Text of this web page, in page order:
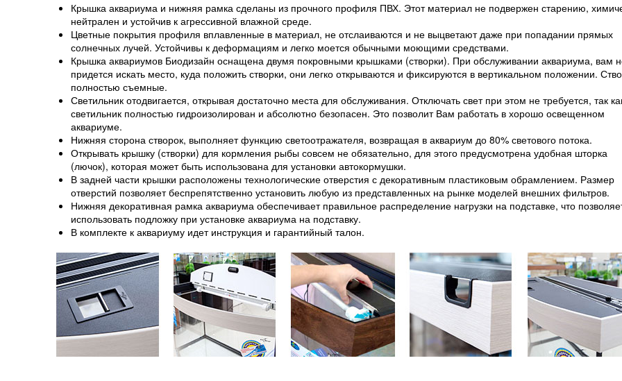
Крышка аквариума и нижняя рамка сделаны из прочного профиля ПВХ. Этот материал не подвержен старению,
нейтрален и устойчив к агрессивной влажной среде.
Цветные покрытия профиля вплавленные в материал, не отслаиваются и не выцветают даже при попадании прямых
солнечных лучей. Устойчивы к деформациям и легко моется обычными моющими средствами.
Крышка аквариумов Биодизайн оснащена двумя покровными крышками (створки). При обслуживании аквариума, вам
придется искать место, куда положить створки, они легко открываются и фиксируются в вертикальном положении.
полностью съемные.
Светильник отодвигается, открывая достаточно места для обслуживания. Отключать свет при этом не требуется, так
светильник полностью гидроизолирован и абсолютно безопасен. Это позволит Вам работать в хорошо освещенном
аквариуме.
Нижняя сторона створок, выполняет функцию светоотражателя, возвращая в аквариум до 80% светового потока.
Открывать крышку (створки) для кормления рыбы совсем не обязательно, для этого предусмотрена удобная шторка
(лючок), которая может быть использована для установки автокормушки.
В задней части крышки расположены технологические отверстия с декоративным пластиковым обрамлением. Размер
отверстий позволяет беспрепятственно установить любую из представленных на рынке моделей внешних фильтров.
Нижняя декоративная рамка аквариума обеспечивает правильное распределение нагрузки на подставке, что
использовать подложку при установке аквариума на подставку.
В комплекте к аквариуму идет инструкция и гарантийный талон.